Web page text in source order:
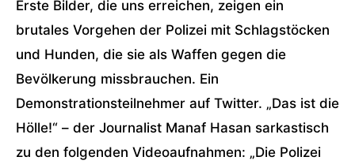
Erste Bilder, die uns erreichen, zeigen ein
brutales Vorgehen der Polizei mit Schlagstöcken
und Hunden, die sie als Waffen gegen die
Bevölkerung missbrauchen. Ein
Demonstrationsteilnehmer auf Twitter. „Das ist die
Hölle!“ – der Journalist Manaf Hasan sarkastisch
zu den folgenden Videoaufnahmen: „Die Polizei